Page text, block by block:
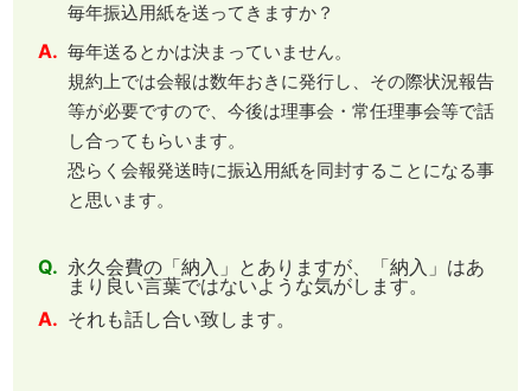
毎年振込用紙を送ってきますか？
A. 毎年送るとかは決まっていません。
規約上では会報は数年おきに発行し、その際状況報告
等が必要ですので、今後は理事会・常任理事会等で話
し合ってもらいます。
恐らく会報発送時に振込用紙を同封することになる事
と思います。
Q. 永久会費の「納入」とありますが、「納入」はあ
まり良い言葉ではないような気がします。
A. それも話し合い致します。